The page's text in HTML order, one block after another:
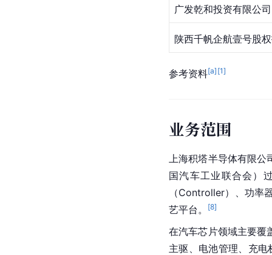
广发乾和投资有限公司
陕西千帆企航壹号股
参考资料[a] [1]
业务范围
上海积塔半导体有限
国汽车工业联合会）
（Controller）、功率
艺平台。
[8]
在汽车芯片领域主要覆
主驱、电池管理、充